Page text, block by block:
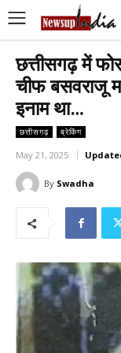
छत्तीसगढ़ में
चीफ बसवराजू
इनाम था…
छत्तीसगढ़ ब्रेकिंग
May 21, 2025
By Swadha